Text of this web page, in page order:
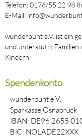
Telefon: 0176/55 22 98
E-Mail:
wunderbunt e.V. ist ein
und unterstützt Familien
Kindern.
Spendenkonto
wunderbunt e.V.
Sparkasse Osnabrück
IBAN: DE96 2655
BIC: NOLADE22XXX